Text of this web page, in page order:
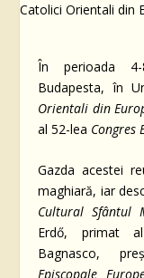
În perioada
Budapesta, în
Orientali din
al 52-lea Congres
Gazda acestei
maghiară, iar
Cultural Sfântul
Erdő, primat
Bagnasco,
Episcopale